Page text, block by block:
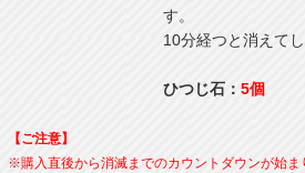
す。
10分経つと消えてし
ひつじ石： 5個
【ご注意】
※購入直後から消滅までのカウントダウンが始ま